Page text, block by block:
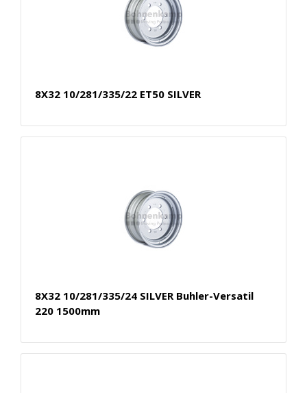
8X32 10/281/335/22 ET50 SILVER
8X32 10/281/335/24 SILVER Buhler-Versatil
220 1500mm